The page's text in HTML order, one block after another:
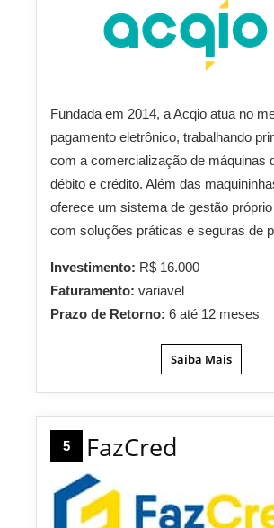
Fundada em 2014, a Acqio atua no
pagamento eletrônico, trabalhando
com a comercialização de máquinas
débito e crédito. Além das
oferece um sistema de gestão
com soluções práticas e seguras de
Investimento: R$ 16.000
Faturamento: variavel
Prazo de Retorno: 6 até 12 meses
Saiba Mais
5 FazCred